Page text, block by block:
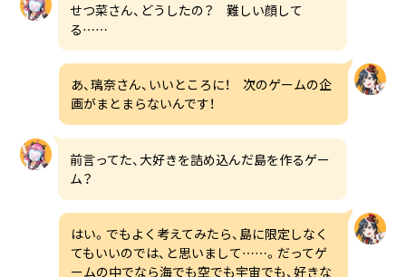
せつ菜さん、どうしたの？ 難しい顔して
る……
あ、璃奈さん、いいところに！ 次のゲームの企
画がまとまらないんです！
前言ってた、大好きを詰め込んだ島を作るゲー
ム？
はい。でもよく考えてみたら、島に限定しなく
てもいいのでは、と思いまして……。だってゲ
ームの中でなら海でも空でも宇宙でも、好きな